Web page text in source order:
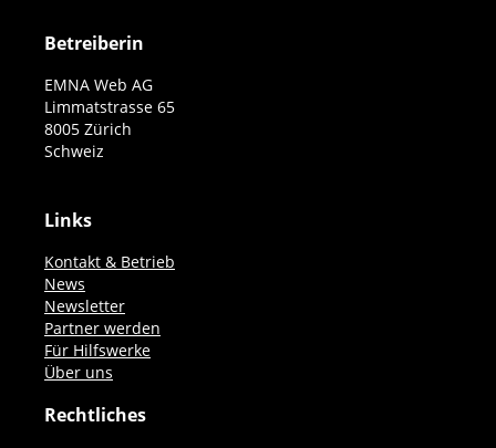
Betreiberin
EMNA Web AG
Limmatstrasse 65
8005 Zürich
Schweiz
Links
Kontakt & Betrieb
News
Newsletter
Partner werden
Für Hilfswerke
Über uns
Rechtliches